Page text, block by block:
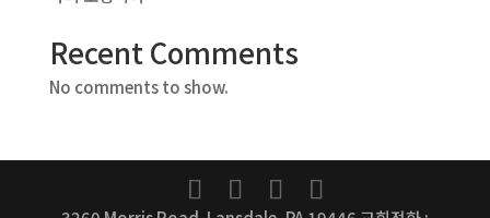
Recent Comments
No comments to show.